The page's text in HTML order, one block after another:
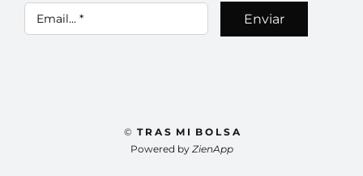
Enviar
© T R A S M I B O L S A
Powered by ZienApp